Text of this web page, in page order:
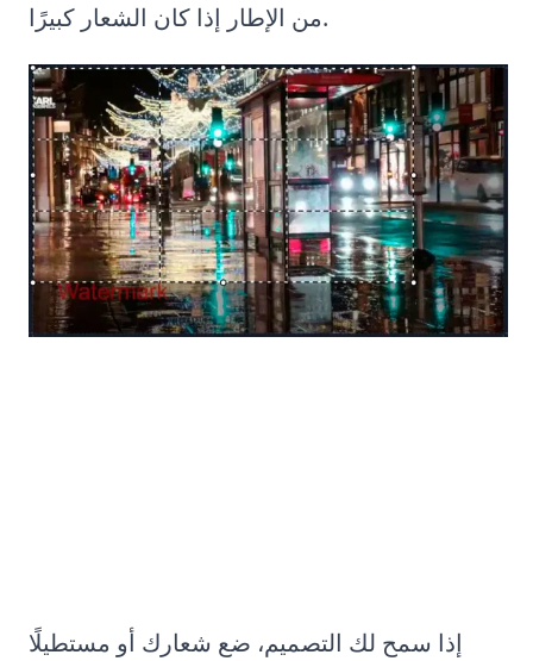
من الإطار إذا كان الشعار كبيرًا.
إذا سمح لك التصميم، ضع شعارك أو مستطيلًا